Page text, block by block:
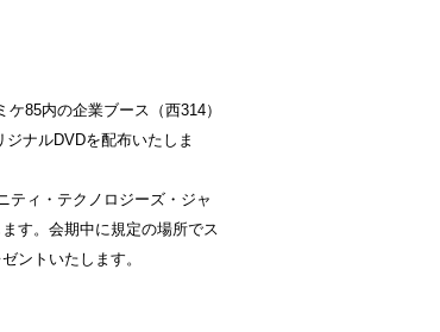
85内の企業ブース（西314）
ナルDVDを配布いたしま
ィ・テクノロジーズ・ジャ
す。会期中に規定の場所でス
ントいたします。